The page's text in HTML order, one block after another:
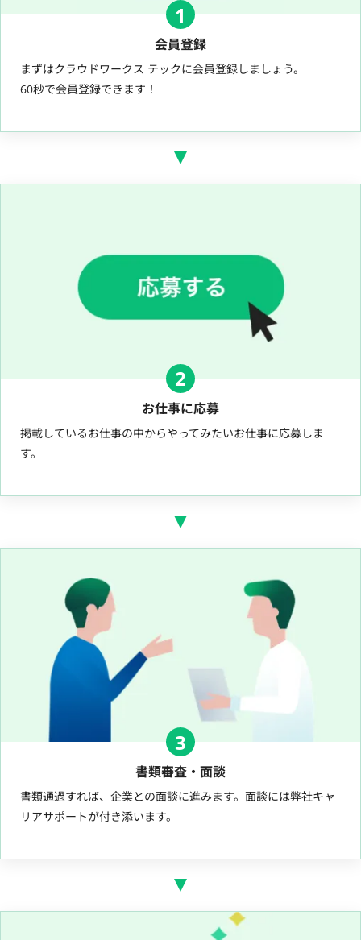
1
会員登録
まずはクラウドワークス テックに会員登録しましょう。
60秒で会員登録できます！
2
お仕事に応募
掲載しているお仕事の中からやってみたいお仕事に応募しま
す。
3
書類審査・面談
書類通過すれば、企業との面談に進みます。面談には弊社キャ
リアサポートが付き添います。